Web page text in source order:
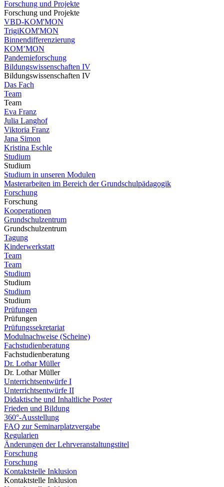
Forschung und Projekte
Forschung und Projekte
VBD-KOM'MON
TrigiKOM'MON
Binnendifferenzierung
KOM’MON
Pandemieforschung
Bildungswissenschaften IV
Bildungswissenschaften IV
Das Fach
Team
Team
Eva Franz
Julia Langhof
Viktoria Franz
Jana Simon
Kristina Eschle
Studium
Studium
Studium in unseren Modulen
Masterarbeiten im Bereich der Grundschulpädagogik
Forschung
Forschung
Kooperationen
Grundschulzentrum
Grundschulzentrum
Tagung
Kinderwerkstatt
Team
Team
Studium
Studium
Studium
Studium
Prüfungen
Prüfungen
Prüfungssekretariat
Modulnachweise (Scheine)
Fachstudienberatung
Fachstudienberatung
Dr. Lothar Müller
Dr. Lothar Müller
Unterrichtsentwürfe I
Unterrichtsentwürfe II
Didaktische und Inhaltliche Poster
Frieden und Bildung
360°-Ausstellung
FAQ zur Seminarplatzvergabe
Regularien
Änderungen der Lehrveranstaltungstitel
Forschung
Forschung
Kontaktstelle Inklusion
Kontaktstelle Inklusion